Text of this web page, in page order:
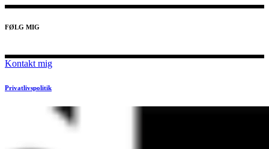
FØLG MIG
Kontakt mig
Privatlivspolitik